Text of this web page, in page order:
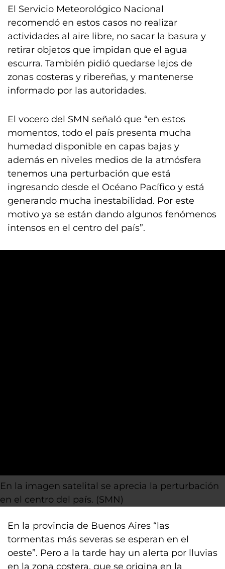
El Servicio Meteorológico Nacional
recomendó en estos casos no realizar
actividades al aire libre, no sacar la basura y
retirar objetos que impidan que el agua
escurra. También pidió quedarse lejos de
zonas costeras y ribereñas, y mantenerse
informado por las autoridades.
El vocero del SMN señaló que “en estos
momentos, todo el país presenta mucha
humedad disponible en capas bajas y
además en niveles medios de la atmósfera
tenemos una perturbación que está
ingresando desde el Océano Pacífico y está
generando mucha inestabilidad. Por este
motivo ya se están dando algunos fenómenos
intensos en el centro del país”.
En la imagen satelital se aprecia la perturbación
en el centro del país. (SMN)
En la provincia de Buenos Aires “las
tormentas más severas se esperan en el
oeste”. Pero a la tarde hay un alerta por lluvias
en la zona costera, que se origina en la